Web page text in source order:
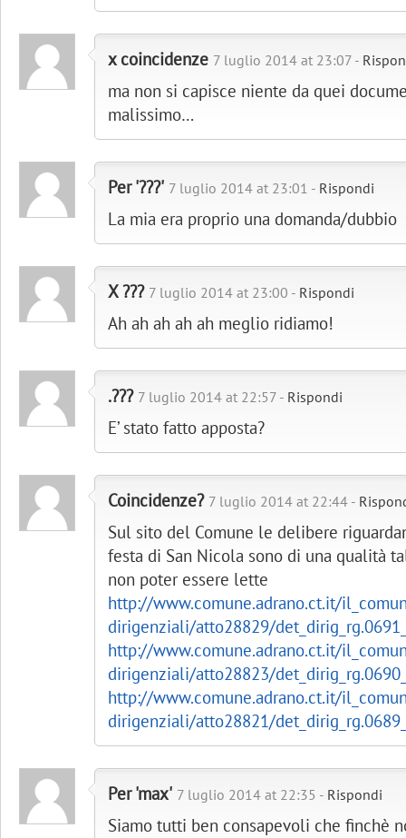
x coincidenze 7 luglio 2014 at 23:07 -
ma non si capisce niente da quei
malissimo…
Per '???' 7 luglio 2014 at 23:01 - Rispondi
La mia era proprio una domanda/dubbio
X ??? 7 luglio 2014 at 23:00 - Rispondi
Ah ah ah ah ah meglio ridiamo!
.??? 7 luglio 2014 at 22:57 - Rispondi
E’ stato fatto apposta?
Coincidenze? 7 luglio 2014 at 22:44 -
Sul sito del Comune le delibere
festa di San Nicola sono di una qualità
non poter essere lette
http://www.comune.adrano.ct.it/
dirigenziali/atto28829/
http://www.comune.adrano.ct.it/
dirigenziali/atto28823/
http://www.comune.adrano.ct.it/
dirigenziali/atto28821/
Per 'max' 7 luglio 2014 at 22:35 - Rispondi
Siamo tutti ben consapevoli che finchè